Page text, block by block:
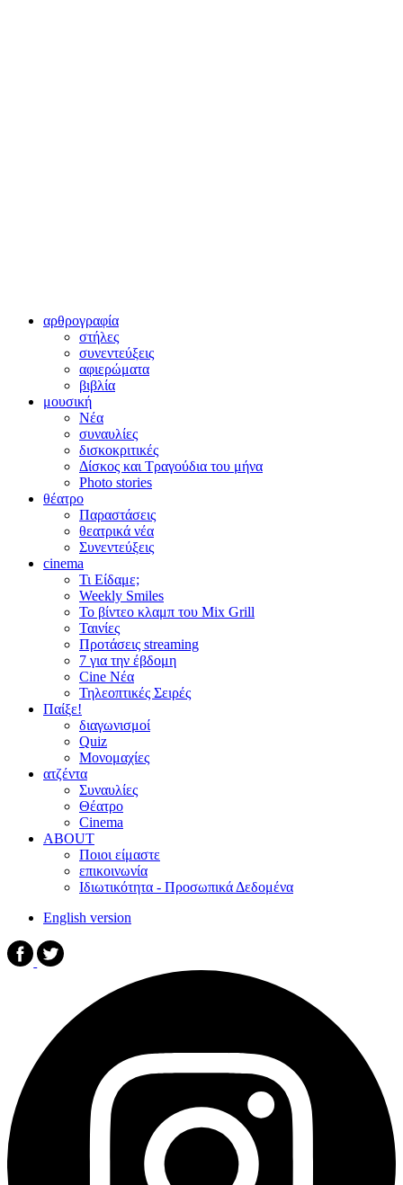
αρθρογραφία
στήλες
συνεντεύξεις
αφιερώματα
βιβλία
μουσική
Νέα
συναυλίες
δισκοκριτικές
Δίσκος και Τραγούδια του μήνα
Photo stories
θέατρο
Παραστάσεις
θεατρικά νέα
Συνεντεύξεις
cinema
Τι Είδαμε;
Weekly Smiles
Το βίντεο κλαμπ του Mix Grill
Ταινίες
Προτάσεις streaming
7 για την έβδομη
Cine Νέα
Τηλεοπτικές Σειρές
Παίξε!
διαγωνισμοί
Quiz
Μονομαχίες
ατζέντα
Συναυλίες
Θέατρο
Cinema
ABOUT
Ποιοι είμαστε
επικοινωνία
Ιδιωτικότητα - Προσωπικά Δεδομένα
English version